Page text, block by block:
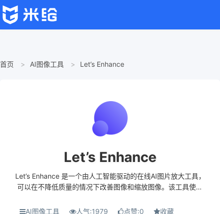
首页 AI图像工具 Let’s Enhance
Let’s Enhance
Let’s Enhance 是一个由人工智能驱动的在线AI图片放大工具，
可以在不降低质量的情况下改善图像和缩放图像。该工具使用
经网络，依靠其对现实世界中存在的...
AI图像工具 人气:1979 点赞:0 收藏